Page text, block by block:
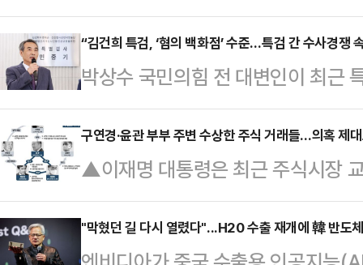
은 좋아 보이지 않는다.돈이라는 마
색하다. 돈이 마귀라면 ‘나’를 유혹
두려움을 눌러버리기 때문에 부정
만, 감시의…
지도부가 대거 참석한 당내 상황에
인의 기득권을 지키려는 무책임한
대표는 16일 페이스북에 '국민의힘
목의 글을 올려 "부정선거 음모론
다면 극우세력 뒤에 숨지 말고 자신
제안했다.그는 "나는 지난해 12월
마지막 메시지로 국민의…
“김건희 특검, ‘혐의 백화점’ 수준…특검 간 수사경쟁
박상수 국민의힘 전 대변인이 최근
명타가 될 수 있다”고 우려를 표했
행한 데일리안TV의 정치 시사 프로
계 안팎에서는 김건희 여사 특검이
가 돌고 있다”며 “사실상 ‘혐의 백
산되고 있다”고 밝혔다.그러면서 “
구연경·윤관 부부 주변 수상한 주식 거래들…의혹 제
▲이재명 대통령은 최근 주식시장
써가며 강력한 처벌을 강조했다. 그
고, 돈을 벌면 몇 배를 물어내야 하
"막혔던 길 다시 열렸다"...H20 수출 재개에 韓 반도